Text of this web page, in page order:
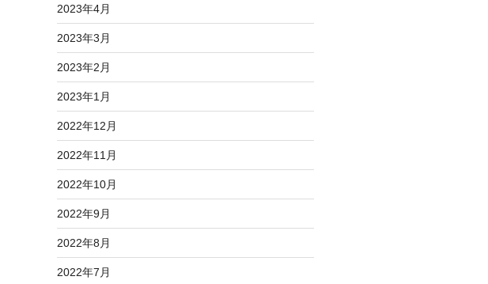
2023年4月
2023年3月
2023年2月
2023年1月
2022年12月
2022年11月
2022年10月
2022年9月
2022年8月
2022年7月